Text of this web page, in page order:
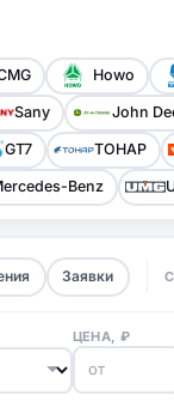
Howo
Sany John
GT7 ТОНАР
Benz
Заявки
ЦЕНА, ₽